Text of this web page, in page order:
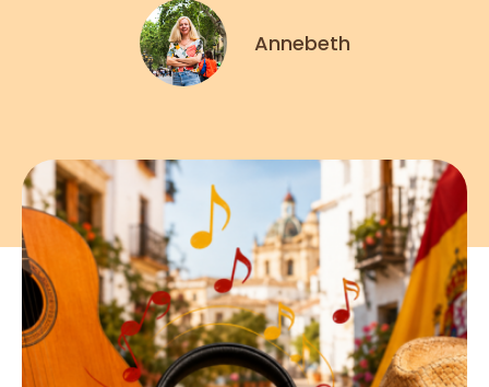
Annebeth